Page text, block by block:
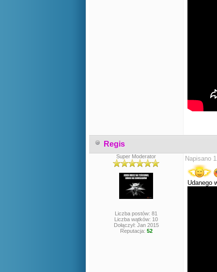
Regis
Super Moderator
Liczba postów: 81
Liczba wątków: 10
Dołączył: Jan 2015
Reputacja: 52
Napisano
Udanego